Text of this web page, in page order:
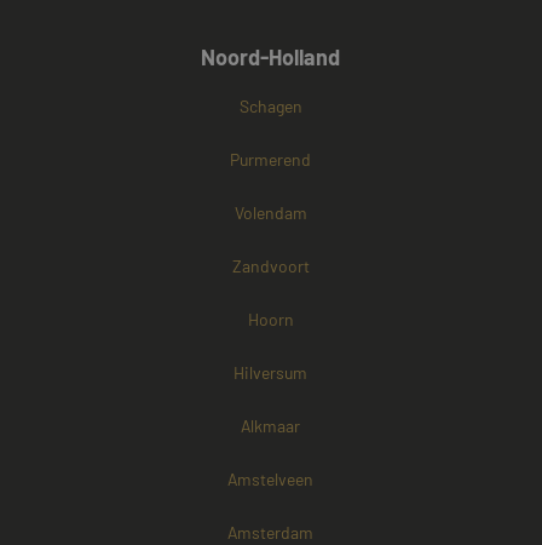
Noord-Holland
Schagen
Purmerend
Volendam
Zandvoort
Hoorn
Hilversum
Alkmaar
Amstelveen
Amsterdam